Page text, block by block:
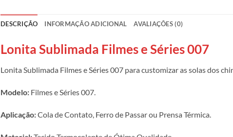
DESCRIÇÃO INFORMAÇÃO ADICIONAL AVALIAÇÕES (0)
Lonita Sublimada Filmes e Séries 007
Lonita Sublimada Filmes e Séries 007 para customizar as solas dos
Modelo: Filmes e Séries 007.
Aplicação:Cola de Contato, Ferro de Passar ou Prensa Térmica.